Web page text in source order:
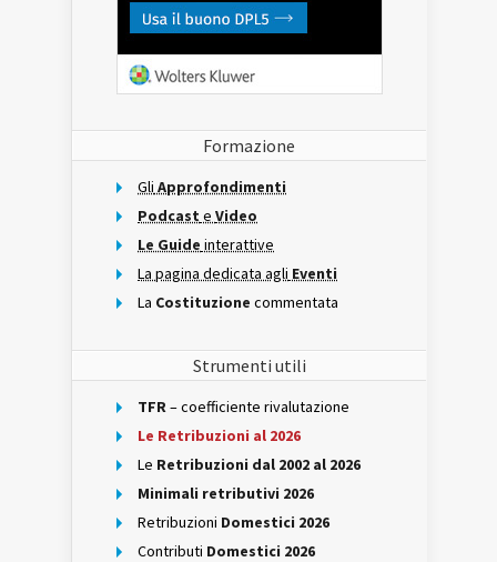
Formazione
Gli Approfondimenti
Podcast e Video
Le Guide interattive
La pagina dedicata agli Eventi
La Costituzione commentata
Strumenti utili
TFR– coefficiente rivalutazione
Le Retribuzioni al 2026
Le Retribuzioni dal 2002 al 2026
Minimali retributivi 2026
Retribuzioni Domestici 2026
Contributi Domestici 2026